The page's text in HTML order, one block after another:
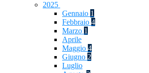
2025
Gennaio 1
Febbraio 4
Marzo 1
Aprile
Maggio 4
Giugno 2
Luglio